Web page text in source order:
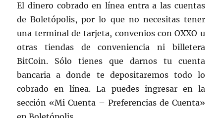
El dinero cobrado en línea entra a las cuentas
de Boletópolis, por lo que no necesitas tener
una terminal de tarjeta, convenios con OXXO u
otras tiendas de conveniencia ni billetera
BitCoin. Sólo tienes que darnos tu cuenta
bancaria a donde te depositaremos todo lo
cobrado en línea. La puedes ingresar en la
sección «Mi Cuenta – Preferencias de Cuenta»